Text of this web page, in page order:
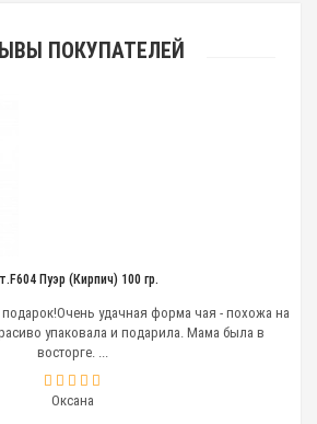
ПОКУПАТЕЛЕЙ
Пуэр (Кирпич) 100 гр.
удачная форма чая - похожа на
упаковала и подарила. Мама была в
восторге. ...
Оксана